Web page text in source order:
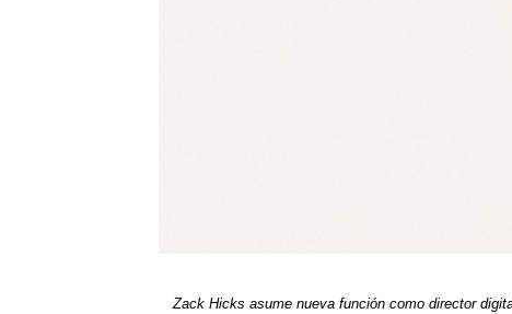
Zack Hicks asume nueva función como director